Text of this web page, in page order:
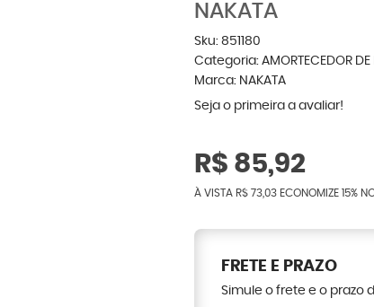
NAKATA
Sku: 851180
Categoria: AMORTECEDOR
Marca: NAKATA
Seja o primeira a avaliar!
R$ 85,92
À VISTA R$ 73,03 ECONOMIZE 15%
FRETE E PRAZO
Simule o frete e o prazo